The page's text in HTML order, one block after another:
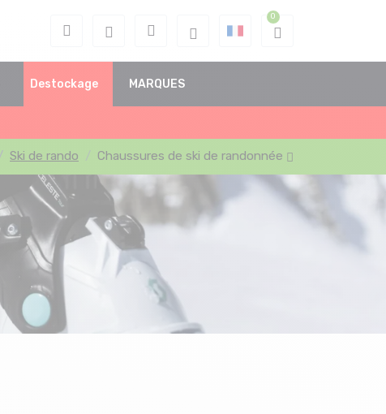
Destockage MARQUES
Ski de rando Chaussures de ski de randonnée